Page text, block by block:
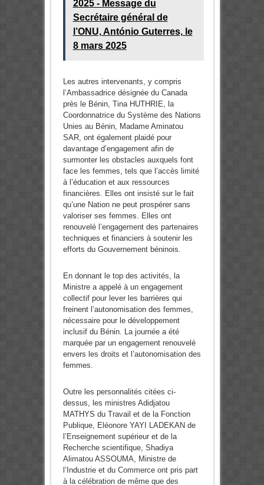
2025 - Message du
Secrétaire général de
l’ONU, António Guterres, le
8 mars 2025
Les autres intervenants, y compris
l’Ambassadrice désignée du Canada
près le Bénin, Tina HUTHRIE, la
Coordonnatrice du Système des Nations
Unies au Bénin, Madame Aminatou
SAR, ont également plaidé pour
davantage d’engagement afin de
surmonter les obstacles auxquels font
face les femmes, tels que l’accès limité
à l’éducation et aux ressources
financières. Elles ont insisté sur le fait
qu’une Nation ne peut prospérer sans
valoriser ses femmes. Elles ont
renouvelé l’engagement des partenaires
techniques et financiers à soutenir les
efforts du Gouvernement béninois.
En donnant le top des activités, la
Ministre a appelé à un engagement
collectif pour lever les barrières qui
freinent l’autonomisation des femmes,
nécessaire pour le développement
inclusif du Bénin. La journée a été
marquée par un engagement renouvelé
envers les droits et l’autonomisation des
femmes.
Outre les personnalités citées ci-
dessus, les ministres Adidjatou
MATHYS du Travail et de la Fonction
Publique, Eléonore YAYI LADEKAN de
l’Enseignement supérieur et de la
Recherche scientifique, Shadiya
Alimatou ASSOUMA, Ministre de
l’Industrie et du Commerce ont pris part
à la célébration de même que des